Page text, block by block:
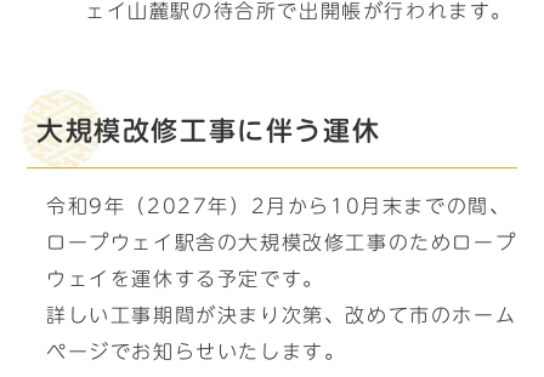
ェイ山麓駅の待合所で出開帳が行われます。
大規模改修工事に伴う運休
令和9年（2027年）2月から10月末までの間、
ロープウェイ駅舎の大規模改修工事のためロープ
ウェイを運休する予定です。
詳しい工事期間が決まり次第、改めて市のホーム
ページでお知らせいたします。